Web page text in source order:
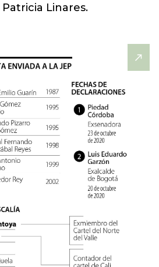
Patricia Linares.